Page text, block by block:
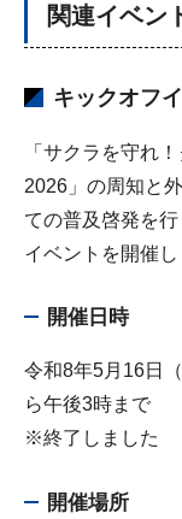
関連イベン
キックオフ
「サクラを守れ
2026」の周知と
ての普及啓発を
イベントを開催し
開催日時
令和8年5月16日
ら午後3時まで
※終了しました
開催場所